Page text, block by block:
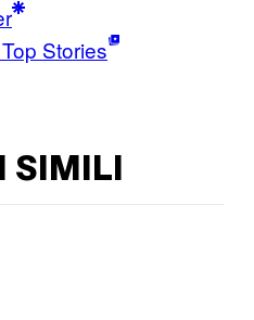
Stories
SIMILI